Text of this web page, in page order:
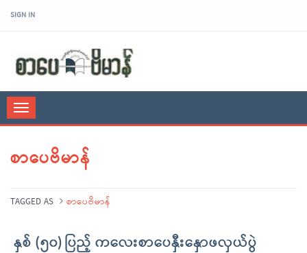
SIGN IN
Toggle
navigation
စာပေဗိမာန်
TAGGED AS စာပေဗိမာန်
နှစ် (၅၀) ပြည့် ကလေးစာပေနှီးနှောဖလှယ်ပွဲ